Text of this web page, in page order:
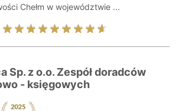
Chełm w województwie ...
Sp. z o.o. Zespół doradców
- księgowych